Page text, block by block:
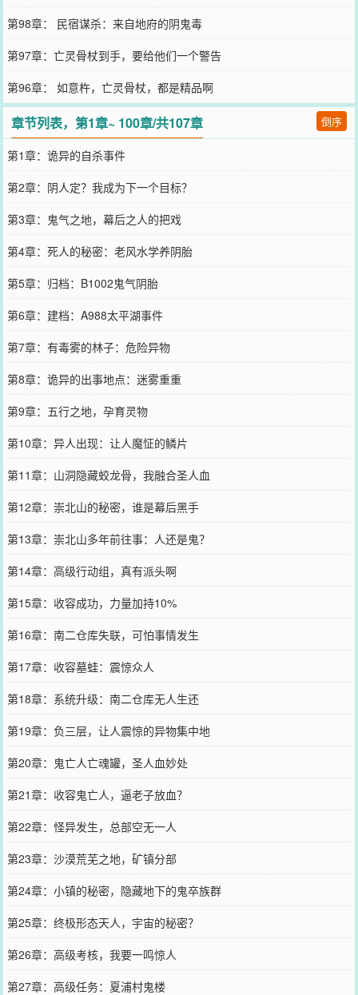
第98章： 民宿谋杀：来自地府的阴鬼毒
第97章：亡灵骨杖到手，要给他们一个警告
第96章： 如意杵，亡灵骨杖，都是精品啊
章节列表，第1章~ 100章/共107章 倒序
第1章：诡异的自杀事件
第2章：阴人定？我成为下一个目标？
第3章：鬼气之地，幕后之人的把戏
第4章：死人的秘密：老风水学养阴胎
第5章：归档：B1002鬼气阴胎
第6章：建档：A988太平湖事件
第7章：有毒雾的林子：危险异物
第8章：诡异的出事地点：迷雾重重
第9章：五行之地，孕育灵物
第10章：异人出现：让人魔怔的鳞片
第11章：山洞隐藏蛟龙骨，我融合圣人血
第12章：崇北山的秘密，谁是幕后黑手
第13章：崇北山多年前往事：人还是鬼？
第14章：高级行动组，真有派头啊
第15章：收容成功，力量加持10%
第16章：南二仓库失联，可怕事情发生
第17章：收容墓蛙：震惊众人
第18章：系统升级：南二仓库无人生还
第19章：负三层，让人震惊的异物集中地
第20章：鬼亡人亡魂罐，圣人血妙处
第21章：收容鬼亡人，逼老子放血？
第22章：怪异发生，总部空无一人
第23章：沙漠荒芜之地，矿镇分部
第24章：小镇的秘密，隐藏地下的鬼卒族群
第25章：终极形态天人，宇宙的秘密？
第26章：高级考核，我要一鸣惊人
第27章：高级任务：夏浦村鬼楼